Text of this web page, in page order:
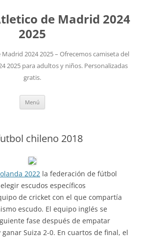
de Madrid 2024
2025
2024 2025 – Ofrecemos camiseta del
2025 para adultos y niños. Personalizadas
gratis.
Menú
chileno 2018
2022 la federación de fútbol
escudos específicos
de cricket con el que compartía
escudo. El equipo inglés se
fase después de empatar
Suiza 2-0. En cuartos de final, el